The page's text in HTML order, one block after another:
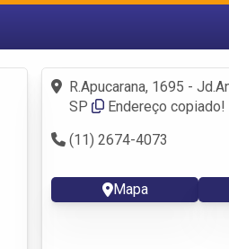
Fazer login
Criar conta
R.Apucarana, 1695 -
SP
Endereço copiado!
(11) 2674-4073
Mapa